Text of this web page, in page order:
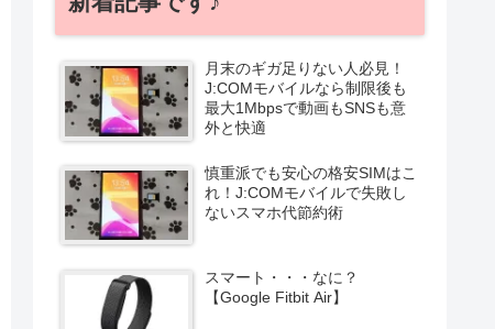
月末のギガ足りない人必見！
J:COMモバイルなら制限後も
最大1Mbpsで動画もSNSも意
外と快適
慎重派でも安心の格安SIMはこ
れ！J:COMモバイルで失敗し
ないスマホ代節約術
スマート・・・なに？
【Google Fitbit Air】